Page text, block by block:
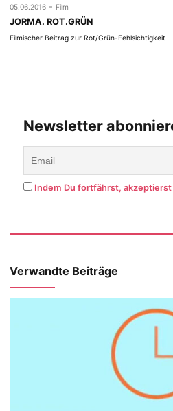
05.06.2016 - Film
JORMA. ROT.GRÜN
Filmischer Beitrag zur Rot/Grün-Fehlsichtigkeit
Newsletter
Indem Du fortfährst,
Verwandte Beiträge